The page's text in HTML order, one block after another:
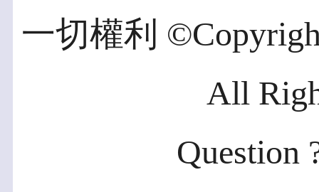
一切權利
All
Question